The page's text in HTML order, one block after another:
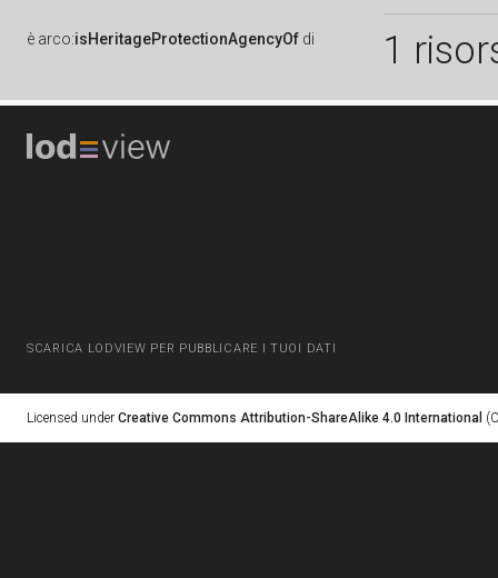
è arco:isHeritageProtectionAgencyOf di 1
SCARICA LODVIEW PER PUBBLICARE I TUOI DATI
Licensed under Creative Commons Attribution-ShareAlike 4.0 International